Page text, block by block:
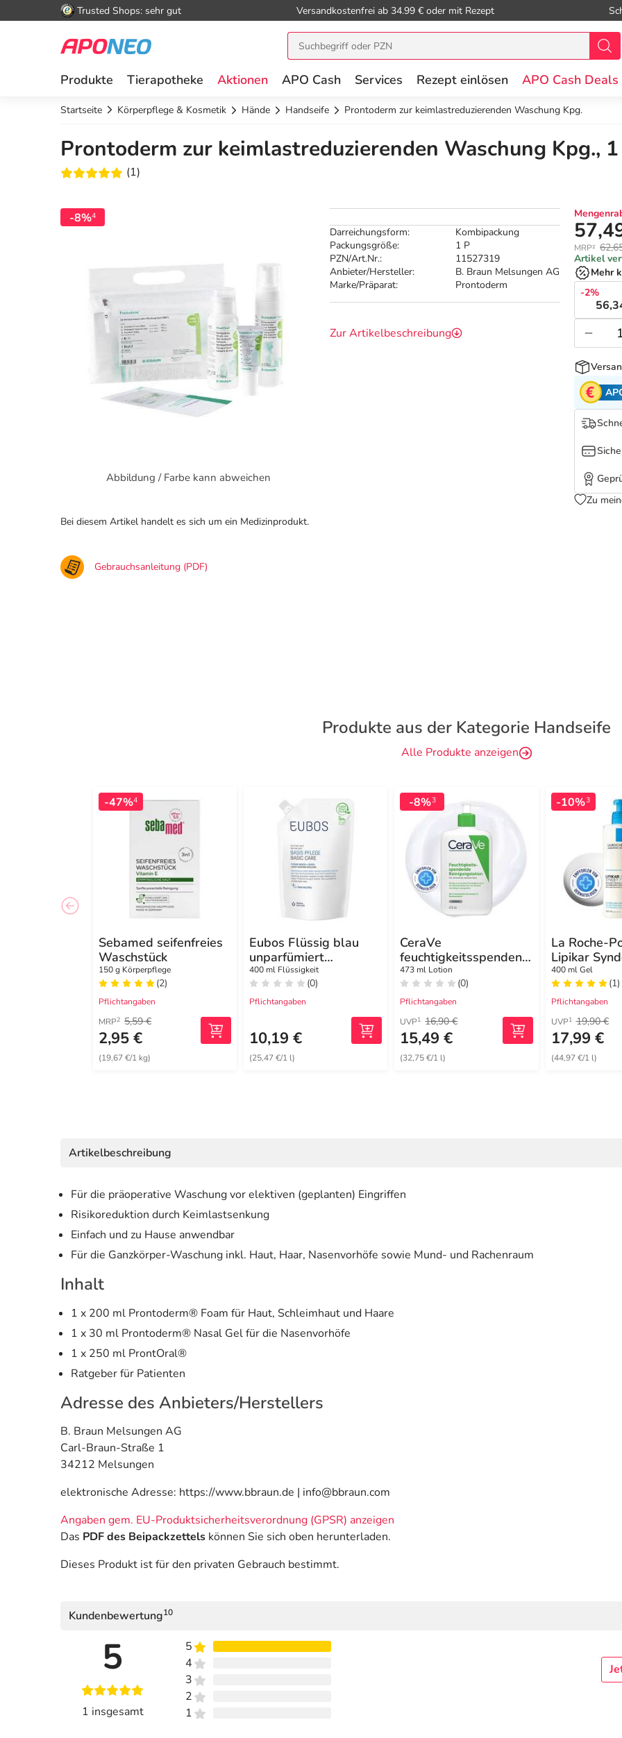
Trusted Shops: sehr gut Versandkostenfrei ab 34.99 € oder mit Rezept
Produkte Tierapotheke Aktionen APO Cash Services Rezept einlösen APO Cash Deals
Startseite Körperpflege & Kosmetik Hände Handseife Prontoderm zur keimlastreduzierenden Waschung Kpg.
Prontoderm zur keimlastreduzierenden Waschung Kpg.,
(1)
-8%4
Abbildung / Farbe kann abweichen
Darreichungsform:
Kombipackung
Packungsgröße:
1 P
PZN/Art.Nr.:
11527319
Anbieter/Hersteller:
B. Braun Melsungen AG
Marke/Präparat:
Prontoderm
Zur Artikelbeschreibung
MRP²
Artikel
Mehr
-2%
Zu
Bei diesem Artikel handelt es sich um ein Medizinprodukt.
Gebrauchsanleitung (PDF)
Produkte aus der Kategorie Handseife
Alle Produkte anzeigen
-47%4
Sebamed seifenfreies
Waschstück
150 g Körperpflege
(2)
Pflichtangaben
MRP2 5,59 €
2,95 €
(19,67 €/1 kg)
Eubos Flüssig blau
unparfümiert
Nachfüllbeutel
400 ml Flüssigkeit
(0)
Pflichtangaben
10,19 €
(25,47 €/1 l)
-8%3
CeraVe
feuchtigkeitsspendend
e Reinigungslotion
473 ml Lotion
(0)
Pflichtangaben
UVP1 16,90 €
15,49 €
(32,75 €/1 l)
-10%3
La Roche-
Lipikar
Reinigungs-
400 ml Gel
(1)
Pflichtangaben
UVP1 19,90 €
17,99 €
(44,97 €/1 l)
Artikelbeschreibung
Für die präoperative Waschung vor elektiven (geplanten) Eingriffen
Risikoreduktion durch Keimlastsenkung
Einfach und zu Hause anwendbar
Für die Ganzkörper-Waschung inkl. Haut, Haar, Nasenvorhöfe sowie Mund- und Rachenraum
Inhalt
1 x 200 ml Prontoderm® Foam für Haut, Schleimhaut und Haare
1 x 30 ml Prontoderm® Nasal Gel für die Nasenvorhöfe
1 x 250 ml ProntOral®
Ratgeber für Patienten
Adresse des Anbieters/Herstellers
B. Braun Melsungen AG
Carl-Braun-Straße 1
34212 Melsungen
elektronische Adresse: https://www.bbraun.de | info@bbraun.com
Angaben gem. EU-Produktsicherheitsverordnung (GPSR) anzeigen
Das PDF des Beipackzettels können Sie sich oben herunterladen.
Dieses Produkt ist für den privaten Gebrauch bestimmt.
Kundenbewertung10
5
1 insgesamt
5
4
3
2
1